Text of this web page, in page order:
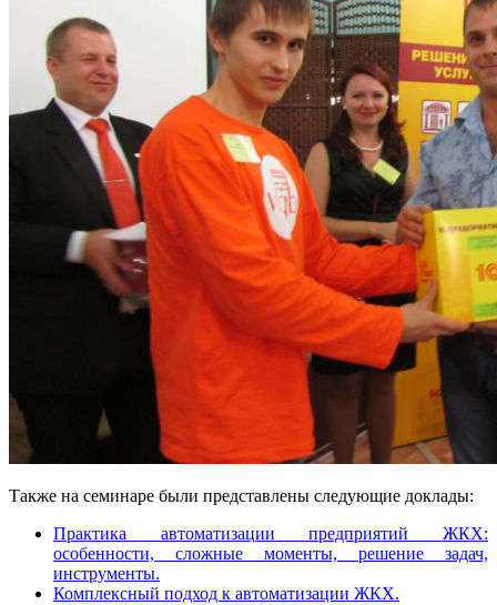
Также на семинаре были представлены следующие доклады:
Практика автоматизации предприятий ЖКХ:
особенности, сложные моменты, решение задач,
инструменты.
Комплексный подход к автоматизации ЖКХ.